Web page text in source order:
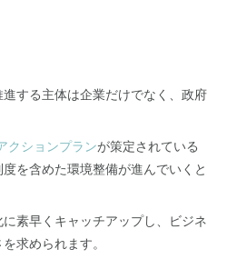
する主体は企業だけでなく、政府
クションプランが策定されている
を含めた環境整備が進んでいくと
素早くキャッチアップし、ビジネ
求められます。